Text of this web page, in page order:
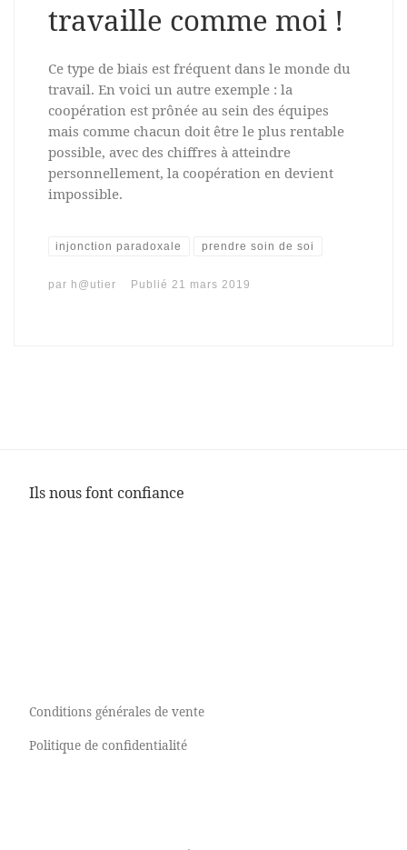
travaille comme moi !
Ce type de biais est fréquent dans le monde du
travail. En voici un autre exemple : la
coopération est prônée au sein des équipes
mais comme chacun doit être le plus rentable
possible, avec des chiffres à atteindre
personnellement, la coopération en devient
impossible.
injonction paradoxale prendre soin de soi
par h@utier Publié 21 mars 2019
Ils nous font confiance
Conditions générales de vente
Politique de confidentialité